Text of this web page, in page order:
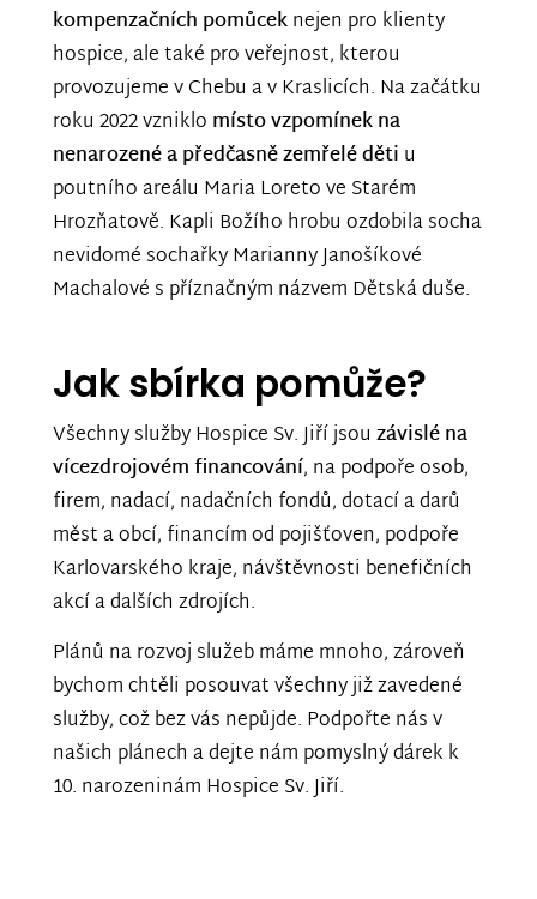
kompenzačních pomůceknejen pro klienty
hospice, ale také pro veřejnost, kterou
provozujeme v Chebu a v Kraslicích. Na začátku
roku 2022 vzniklo místo vzpomínek na
nenarozené a předčasně zemřelé děti u
poutního areálu Maria Loreto ve Starém
Hrozňatově. Kapli Božího hrobu ozdobila socha
nevidomé sochařky Marianny Janošíkové
Machalové s příznačným názvem Dětská duše.
Jak sbírka pomůže?
Všechny služby Hospice Sv. Jiří jsou závislé na
vícezdrojovém financování, na podpoře osob,
firem, nadací, nadačních fondů, dotací a darů
měst a obcí, financím od pojišťoven, podpoře
Karlovarského kraje, návštěvnosti benefičních
akcí a dalších zdrojích.
Plánů na rozvoj služeb máme mnoho, zároveň
bychom chtěli posouvat všechny již zavedené
služby, což bez vás nepůjde. Podpořte nás v
našich plánech a dejte nám pomyslný dárek k
10. narozeninám Hospice Sv. Jiří.